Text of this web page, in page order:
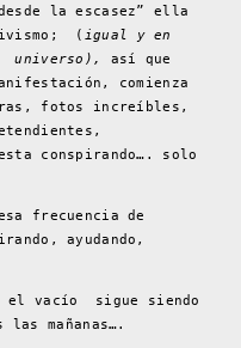
la escasez” ella
( igual y en
universo),
así que
comienza
fotos increíbles,
conspirando…. solo
frecuencia de
ayudando,
el vacío sigue siendo
mañanas….